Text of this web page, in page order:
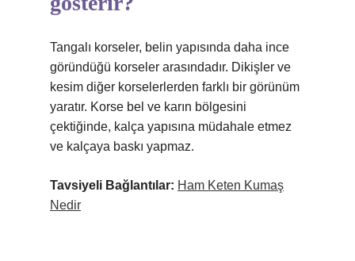
Tangalı korseler, belin yapısında daha ince
göründüğü korseler arasındadır. Dikişler ve
kesim diğer korselerlerden farklı bir görünüm
yaratır. Korse bel ve karın bölgesini
çektiğinde, kalça yapısına müdahale etmez
ve kalçaya baskı yapmaz.
Tavsiyeli Bağlantılar: Ham Keten Kumaş
Nedir